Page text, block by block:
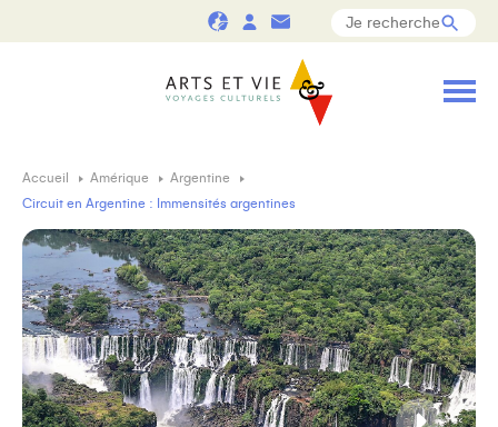
Accueil Amérique
Argentine
Circuit en Argentine : Immensités argentines